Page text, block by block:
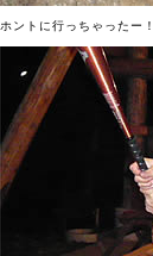
ホントに行っちゃったー